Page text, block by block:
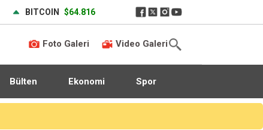
BITCOIN $64.816
Foto Galeri Video Galeri
Bülten Ekonomi Spor